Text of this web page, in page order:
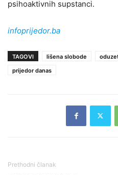
psihoaktivnih supstanci.
infoprijedor.ba
TAGOVI lišena slobode
prijedor danas
Prethodni članak